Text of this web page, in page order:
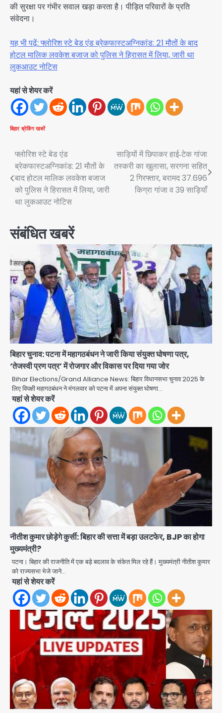
की सुरक्षा पर गंभीर सवाल खड़ा करता है। पीड़ित परिवारों के प्रति
संवेदना।
यह भी पढ़ें: फ्लोरिश स्टे बेड एंड ब्रेकफास्टअग्निकांड: 21 मौतों के बाद
होटल मालिक लवकेश बजाज को पुलिस ने हिरासत में लिया, जारी था
लुकआउट नोटिस
यहां से शेयर करें
बिहार ब्रेकिंग खबरें
Post
navigation
फ्लोरिश स्टे बेड एंड
ब्रेकफास्टअग्निकांड: 21 मौतों के
बाद होटल मालिक लवकेश बजाज
को पुलिस ने हिरासत में लिया, जारी
था लुकआउट नोटिस
साड़ियों में छिपाकर हाई‑टेक गांजा
तस्करी का खुलासा, सरगना सहित
2 गिरफ्तार, बरामद 37.696
किग्रा गांजा व 39 साड़ियाँ
संबंधित खबरें
बिहार चुनाव: पटना में महागठबंधन ने जारी किया संयुक्त घोषणा पत्र,
‘तेजस्वी प्रण पत्र’ में रोजगार और विकास पर दिया गया जोर
Bihar Elections/Grand Alliance News: बिहार विधानसभा चुनाव 2025 के
लिए विपक्षी महागठबंधन ने मंगलवार को पटना में अपना संयुक्त घोषणा…
यहां से शेयर करें
नीतीश कुमार छोड़ेगे कुर्सी: बिहार की सत्ता में बड़ा उलटफेर, BJP का होगा
मुख्यमंत्री?
पटना। बिहार की राजनीति में एक बड़े बदलाव के संकेत मिल रहे हैं। मुख्यमंत्री नीतीश कुमार
को राज्यसभा भेजे जाने…
यहां से शेयर करें
2
अब पहला स्थान हासिल करना लक्ष्य: डीएम
28 साल बाद कानून के शिकंजे में आया हत्या का
फरार आरोपी
Team JHJ
डबल मर्डर का मुख्य साजिशकर्ता क्राइम ब्रांच
के हत्थे
Team JHJ